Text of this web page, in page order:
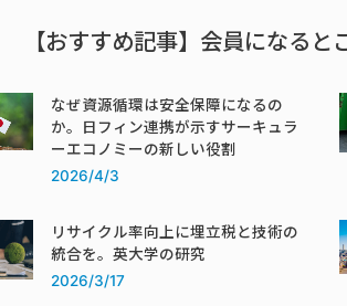
【おすすめ記事】会員になると
なぜ資源循環は安全保障になるの
か。日フィン連携が示すサーキュラ
ーエコノミーの新しい役割
2026/4/3
リサイクル率向上に埋立税と技術の
統合を。英大学の研究
2026/3/17